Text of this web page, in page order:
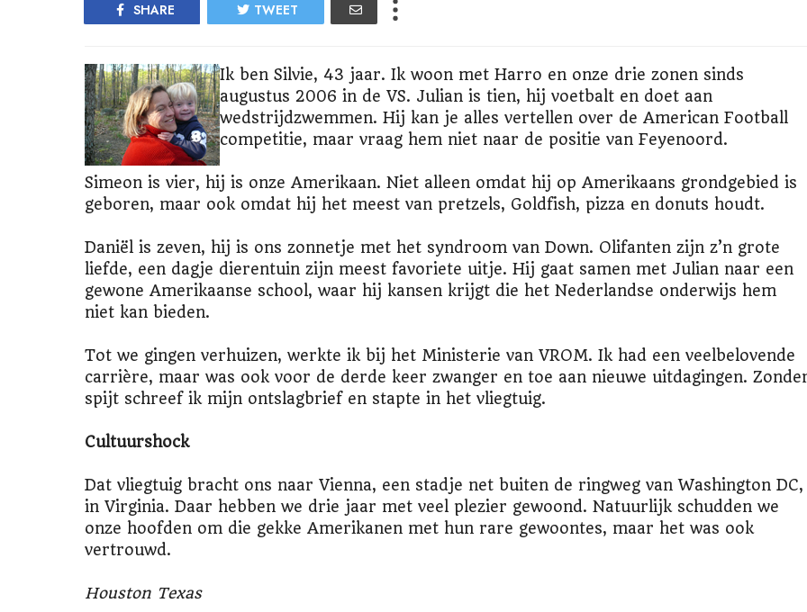
SHARE TWEET
Ik ben Silvie, 43 jaar. Ik woon met Harro en onze drie zonen sinds
augustus 2006 in de VS. Julian is tien, hij voetbalt en doet aan
wedstrijdzwemmen. Hij kan je alles vertellen over de American Football
competitie, maar vraag hem niet naar de positie van Feyenoord.
Simeon is vier, hij is onze Amerikaan. Niet alleen omdat hij op Amerikaans grondgebied is
geboren, maar ook omdat hij het meest van pretzels, Goldfish, pizza en donuts houdt.
Daniël is zeven, hij is ons zonnetje met het syndroom van Down. Olifanten zijn z’n grote
liefde, een dagje dierentuin zijn meest favoriete uitje. Hij gaat samen met Julian naar een
gewone Amerikaanse school, waar hij kansen krijgt die het Nederlandse onderwijs hem
niet kan bieden.
Tot we gingen verhuizen, werkte ik bij het Ministerie van VROM. Ik had een veelbelovende
carrière, maar was ook voor de derde keer zwanger en toe aan nieuwe uitdagingen.
spijt schreef ik mijn ontslagbrief en stapte in het vliegtuig.
Cultuurshock
Dat vliegtuig bracht ons naar Vienna, een stadje net buiten de ringweg van Washington DC,
in Virginia. Daar hebben we drie jaar met veel plezier gewoond. Natuurlijk schudden we
onze hoofden om die gekke Amerikanen met hun rare gewoontes, maar het was ook
vertrouwd.
Houston Texas